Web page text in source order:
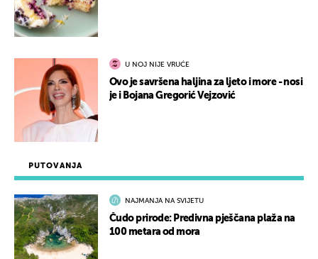
PUTOVANJA
NAJMANJA NA SVIJETU
Čudo prirode: Predivna pješčana plaža na
100 metara od mora
U NOJ NIJE VRUĆE
Ovo je savršena haljina za ljeto i more - nosi
je i Bojana Gregorić Vejzović